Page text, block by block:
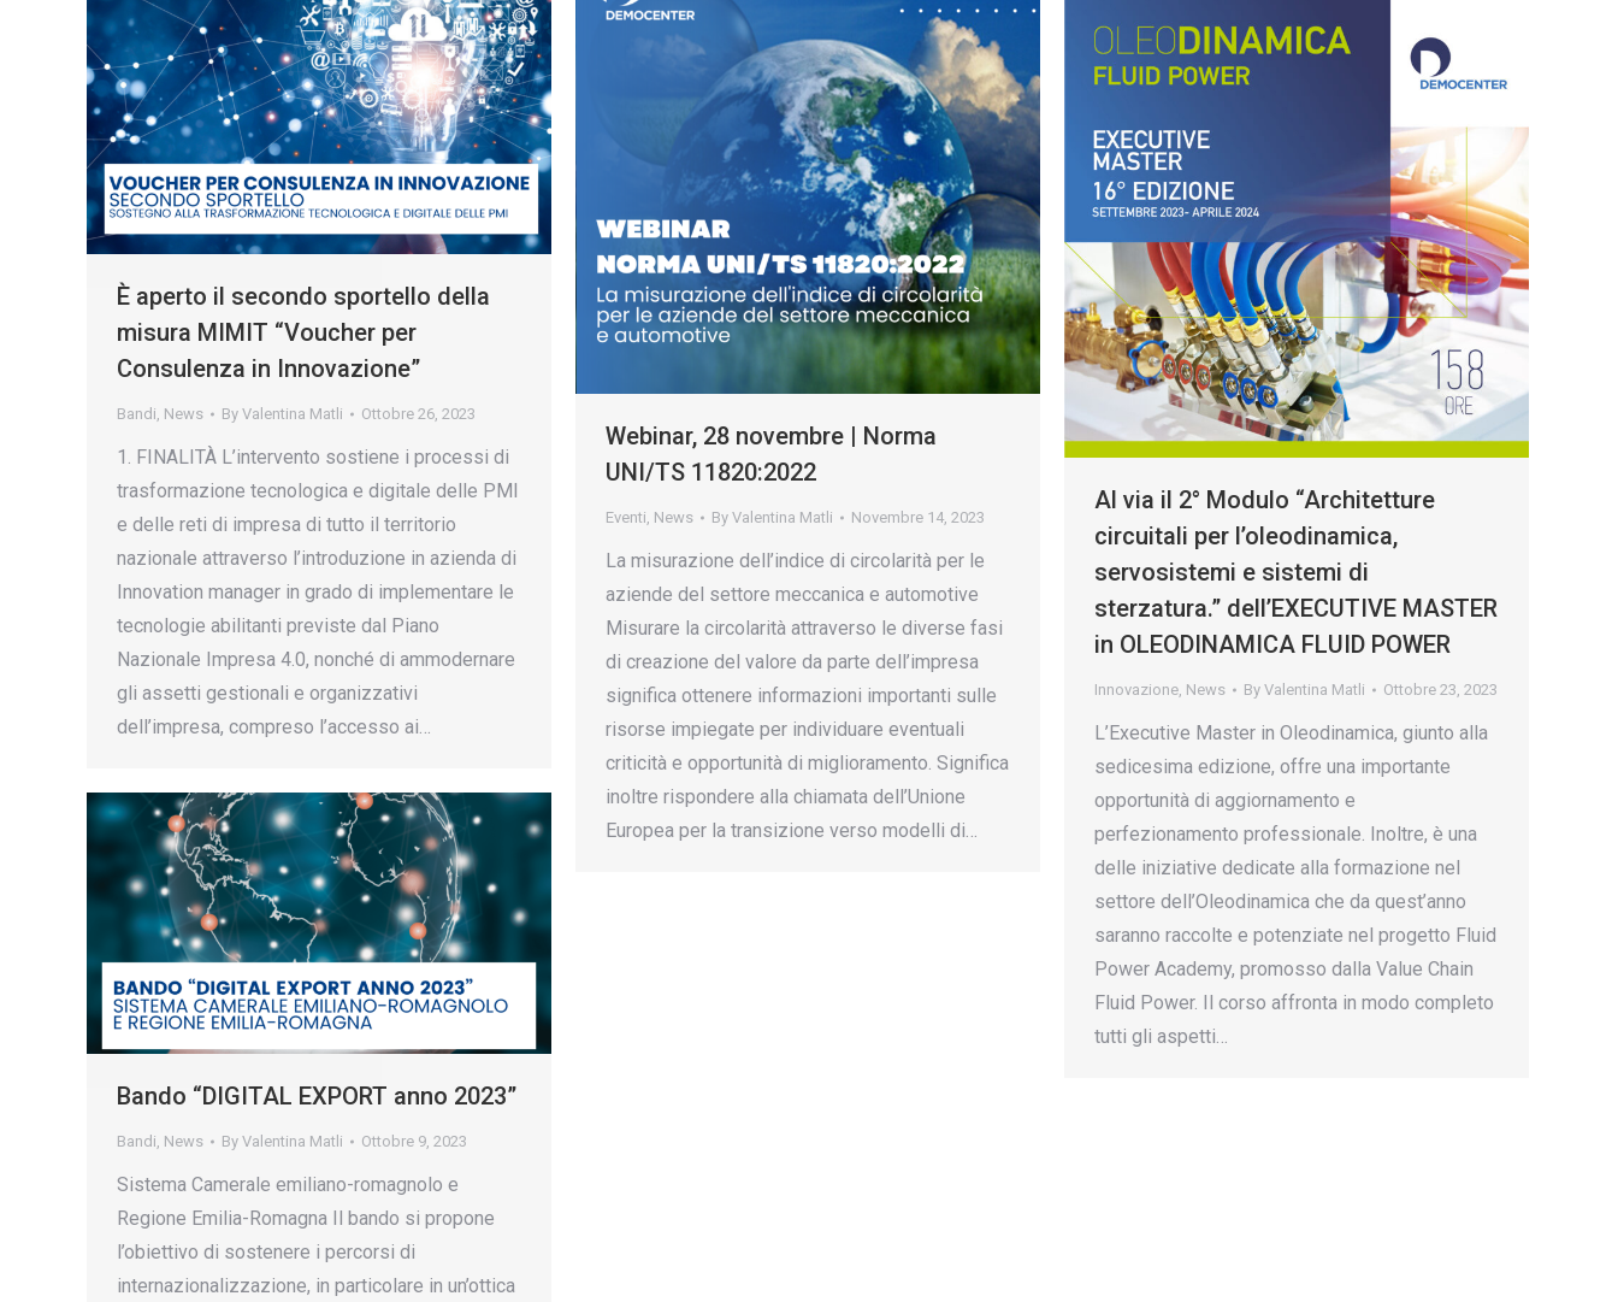
Webinar, 28 novembre | Norma
UNI/TS 11820:2022
Eventi, News By Valentina Matli Novembre 14, 2023
La misurazione dell’indice di circolarità per le
aziende del settore meccanica e automotive
Misurare la circolarità attraverso le diverse fasi
di creazione del valore da parte dell’impresa
significa ottenere informazioni importanti sulle
risorse impiegate per individuare eventuali
criticità e opportunità di miglioramento. Significa
inoltre rispondere alla chiamata dell’Unione
Europea per la transizione verso modelli di…
È aperto il secondo sportello della
misura MIMIT “Voucher per
Consulenza in Innovazione”
Bandi, News By Valentina Matli Ottobre 26, 2023
1. FINALITÀ L’intervento sostiene i processi di
trasformazione tecnologica e digitale delle PMI
e delle reti di impresa di tutto il territorio
nazionale attraverso l’introduzione in azienda di
Innovation manager in grado di implementare le
tecnologie abilitanti previste dal Piano
Nazionale Impresa 4.0, nonché di ammodernare
gli assetti gestionali e organizzativi
dell’impresa, compreso l’accesso ai…
Al via il 2° Modulo “Architetture
circuitali per l’oleodinamica,
servosistemi e sistemi di
sterzatura.” dell’EXECUTIVE MASTER
in OLEODINAMICA FLUID POWER
Innovazione, News By Valentina Matli Ottobre 23, 2023
L’Executive Master in Oleodinamica, giunto alla
sedicesima edizione, offre una importante
opportunità di aggiornamento e
perfezionamento professionale. Inoltre, è una
delle iniziative dedicate alla formazione nel
settore dell’Oleodinamica che da quest’anno
saranno raccolte e potenziate nel progetto Fluid
Power Academy, promosso dalla Value Chain
Fluid Power. Il corso affronta in modo completo
tutti gli aspetti…
Bando “DIGITAL EXPORT anno 2023”
Bandi, News By Valentina Matli Ottobre 9, 2023
Sistema Camerale emiliano-romagnolo e
Regione Emilia-Romagna Il bando si propone
l’obiettivo di sostenere i percorsi di
internazionalizzazione, in particolare in un’ottica